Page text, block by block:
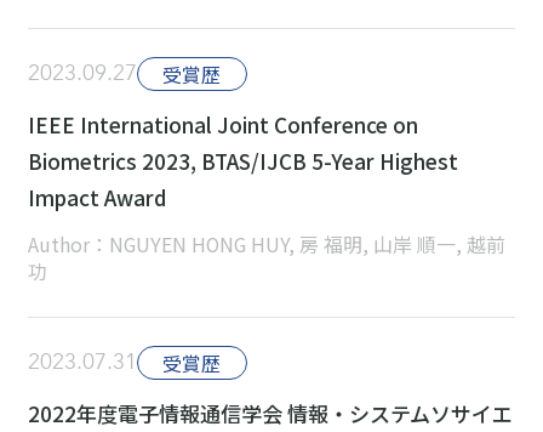
2023.09.27 受賞歴
IEEE International Joint Conference on
Biometrics 2023, BTAS/IJCB 5-Year Highest
Impact Award
Author：NGUYEN HONG HUY, 房 福明, 山岸 順一, 越前
功
2023.07.31 受賞歴
2022年度電子情報通信学会 情報・システムソサイエ